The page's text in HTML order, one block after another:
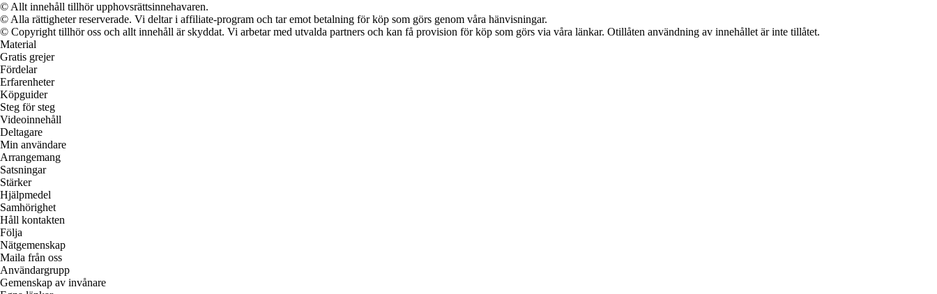
© Allt innehåll tillhör upphovsrättsinnehavaren.
© Alla rättigheter reserverade. Vi deltar i affiliate-program och tar emot betalning för köp som görs genom våra hänvisningar.
© Copyright tillhör oss och allt innehåll är skyddat. Vi arbetar med utvalda partners och kan få provision för köp som görs via våra länkar. Otillåten användning av innehållet är inte tillåtet.
Material
Gratis grejer
Fördelar
Erfarenheter
Köpguider
Steg för steg
Videoinnehåll
Deltagare
Min användare
Arrangemang
Satsningar
Stärker
Hjälpmedel
Samhörighet
Håll kontakten
Följa
Nätgemenskap
Maila från oss
Användargrupp
Gemenskap av invånare